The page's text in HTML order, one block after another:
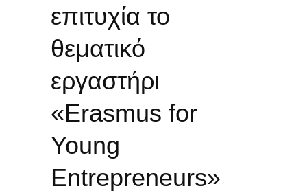
επιτυχία το
θεματικό
εργαστήρι
«Erasmus for
Young
Entrepreneurs»